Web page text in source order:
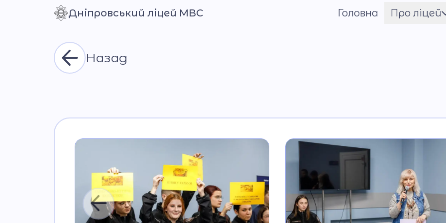
Контраст
Дніпровський ліцей МВС Головна
Про ліцей
Матеріально-
Команда
Національно-
патріотичне
виховання
Назад